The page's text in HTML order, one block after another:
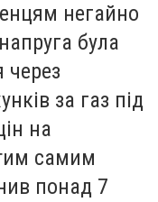
негайно
була
через
за газ під
на
самим
понад 7